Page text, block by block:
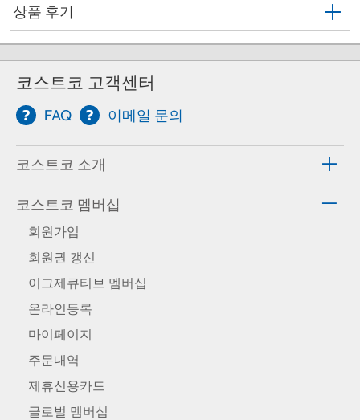
상품 후기
코스트코 고객센터
FAQ 이메일 문의
코스트코 소개
코스트코 멤버십
회원가입
회원권 갱신
이그제큐티브 멤버십
온라인등록
마이페이지
주문내역
제휴신용카드
글로벌 멤버십